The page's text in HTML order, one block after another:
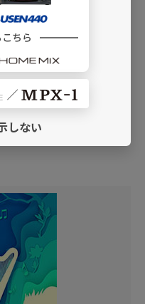
洋楽のスタンダード・
ちら
しない